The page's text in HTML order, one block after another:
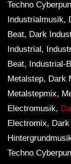
Techno
Industrialmusik,
Beat, Dark
Industrial,
Beat, Industrial-
Metalstep, Dark
Metalstepmix,
Electromusik,
Electromix,
Techno